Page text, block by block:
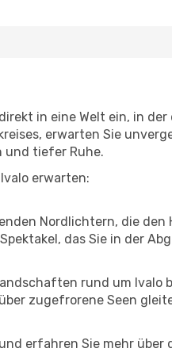
in eine Welt ein, in
erwarten Sie
und tiefer Ruhe.
erwarten:
Nordlichtern, die
das Sie in der
rund um
zugefrorene Seen
erfahren Sie mehr